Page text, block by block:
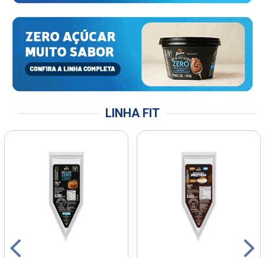
LINHA FIT